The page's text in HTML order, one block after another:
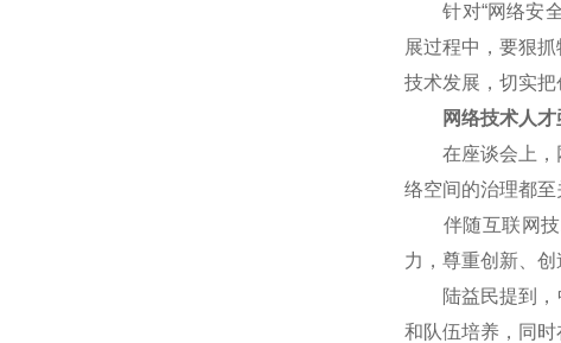
针对“网络安全
展过程中，要狠
技术发展，切实
网络技术人才
在座谈会上，网
络空间的治理都至
伴随互联网技术
力，尊重创新、创
陆益民提到，中
和队伍培养，同